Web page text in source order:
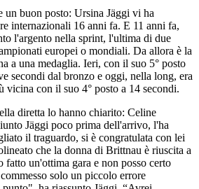
un buon posto: Ursina Jäggi vi ha
internazionali 16 anni fa. E 11 anni fa,
l'argento nella sprint, l'ultima di due
europei o mondiali. Da allora è la
a una medaglia. Ieri, con il suo 5° posto
secondi dal bronzo e oggi, nella long, era
vicina con il suo 4° posto a 14 secondi.
diretta lo hanno chiarito: Celine
Jäggi poco prima dell'arrivo, l'ha
il traguardo, si è congratulata con lei
che la donna di Brittnau è riuscita a
fatto un'ottima gara e non posso certo
solo un piccolo errore